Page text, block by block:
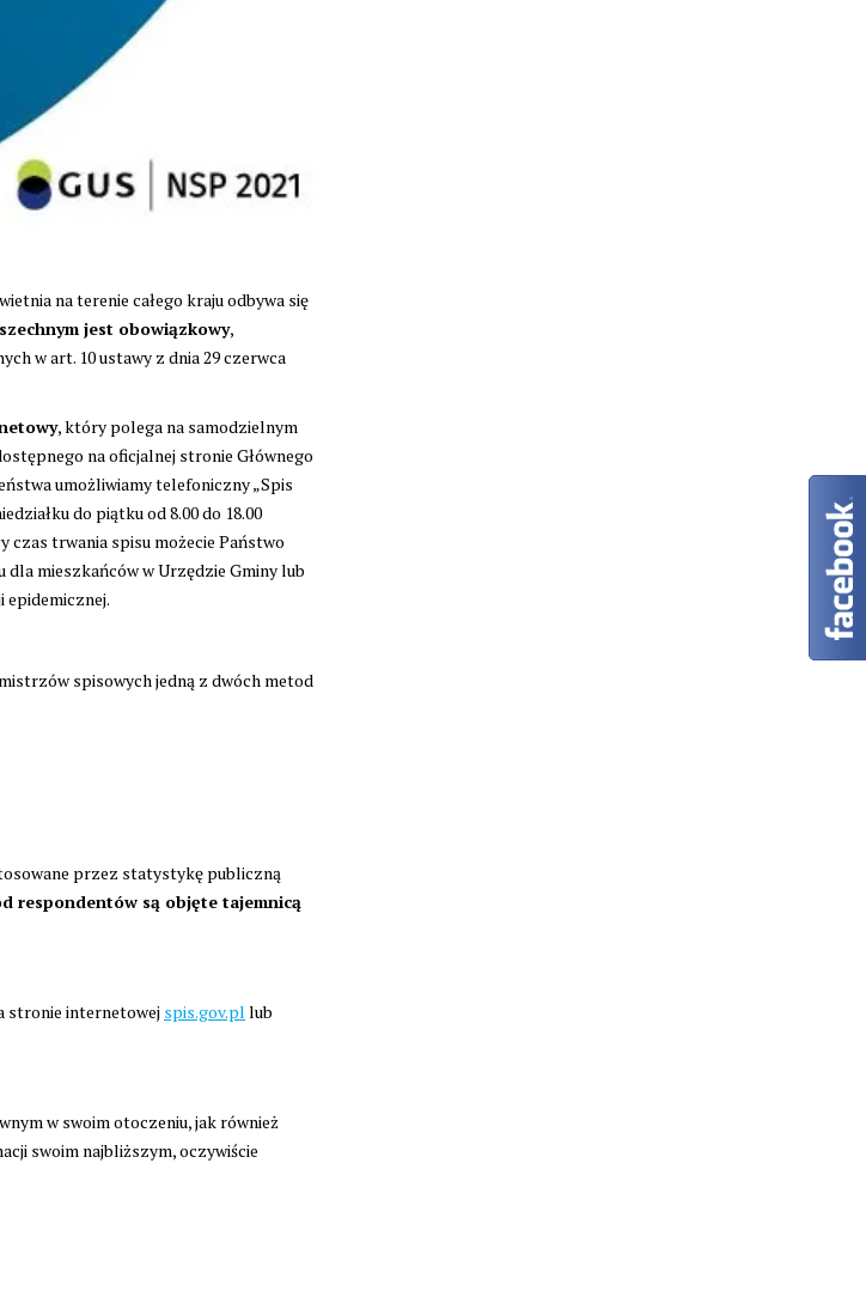
na terenie całego kraju odbywa się
jest obowiązkowy,
w art. 10 ustawy z dnia 29 czerwca
, który polega na samodzielnym
na oficjalnej stronie Głównego
umożliwiamy telefoniczny „Spis
do piątku od 8.00 do 18.00
czas trwania spisu możecie Państwo
mieszkańców w Urzędzie Gminy lub
epidemicznej.
spisowych jedną z dwóch metod
przez statystykę publiczną
respondentów są objęte tajemnicą
stronie internetowej spis.gov.pl lub
w swoim otoczeniu, jak również
swoim najbliższym, oczywiście